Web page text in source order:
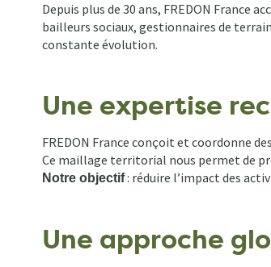
Depuis plus de 30 ans, FREDON France
bailleurs sociaux, gestionnaires de
constante évolution.
Une expertise
FREDON France conçoit et coordonne
Ce maillage territorial nous permet de
Notre objectif: réduire l’impact des
Une approche